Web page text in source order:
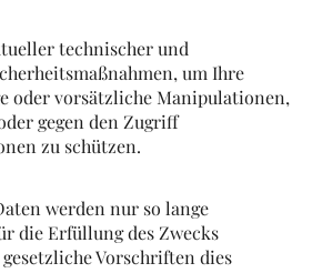
technischer und
um Ihre
oder vorsätzliche Manipulationen,
gegen den Zugriff
zu schützen.
werden nur so lange
die Erfüllung des Zwecks
Vorschriften dies